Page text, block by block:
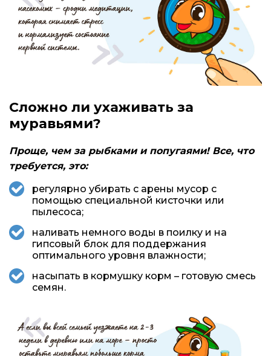
Сложно ли ухаживать за
муравьями?
Проще, чем за рыбками и попугаями! Все, что
требуется, это:
регулярно убирать с арены мусор с
помощью специальной кисточки или
пылесоса;
наливать немного воды в поилку и на
гипсовый блок для поддержания
оптимального уровня влажности;
насыпать в кормушку корм – готовую смесь
семян.